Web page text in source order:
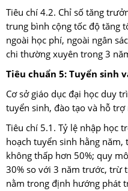
Tiêu chí 4.2. Chỉ số tăng
trung bình cộng tốc độ tăng
ngoài học phí, ngoài ngân
chi thường xuyên trong 3
Tiêu chuẩn 5: Tuyển sinh
Cơ sở giáo dục đại học duy
tuyển sinh, đào tạo và hỗ trợ
Tiêu chí 5.1. Tỷ lệ nhập học
hoạch tuyển sinh hằng
không thấp hơn 50%; quy
30% so với 3 năm trước, trừ
nằm trong định hướng phát